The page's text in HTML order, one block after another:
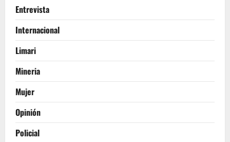
Entrevista
Internacional
Limari
Mineria
Mujer
Opinión
Policial